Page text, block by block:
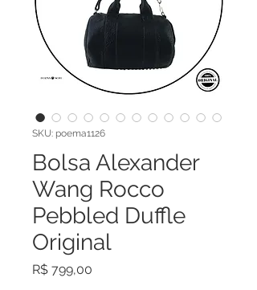
SKU: poema1126
Bolsa Alexander
Wang Rocco
Pebbled Duffle
Original
R$ 799,00